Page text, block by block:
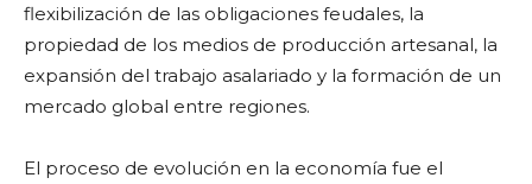
flexibilización de las obligaciones feudales, la
propiedad de los medios de producción artesanal, la
expansión del trabajo asalariado y la formación de un
mercado global entre regiones.
El proceso de evolución en la economía fue el